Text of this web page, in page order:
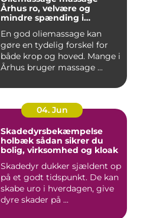
Århus ro, velvære og
mindre spænding i
En god oliemassage kan
gøre en tydelig forskel for
både krop og hoved. Mange i
Århus bruger massage ...
04. Jun
Skadedyrsbekæmpelse
holbæk sådan sikrer du
bolig, virksomhed og kloak
Skadedyr dukker sjældent op
på et godt tidspunkt. De kan
skabe uro i hverdagen, give
dyre skader på ...